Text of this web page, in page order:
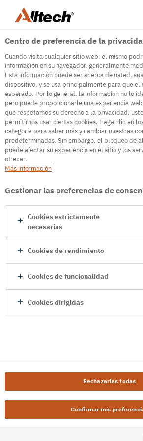
500
Internal Error Server
It seems we're experiencing some
difficulties. Try refreshing the page
homepage
Centro de preferencia de la
Cuando visita cualquier sitio web, el mismo
información en su navegador, generalmente
Esta información puede ser acerca de usted,
dispositivo, y se usa principalmente para que el
esperado. Por lo general, la información no lo
pero puede proporcionarle una experiencia
que respetamos su derecho a la privacidad,
permitirnos usar ciertas cookies. Haga clic en
categoría para saber más y cambiar nuestras
predeterminadas. Sin embargo, el bloqueo de
puede afectar su experiencia en el sitio y los
ofrecer.
Más información
Gestionar las preferencias de
Cookies estrictamente
necesarias
Cookies de rendimiento
Cookies de funcionalidad
Cookies dirigidas
Rechazarlas todas
Confirmar mis